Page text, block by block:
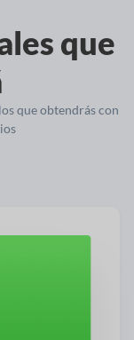
que
que obtendrás con